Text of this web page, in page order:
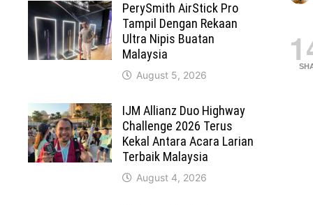
PerySmith AirStick Pro
Tampil Dengan Rekaan
Ultra Nipis Buatan
Malaysia
August 5, 2026
IJM Allianz Duo Highway
Challenge 2026 Terus
Kekal Antara Acara Larian
Terbaik Malaysia
August 4, 2026